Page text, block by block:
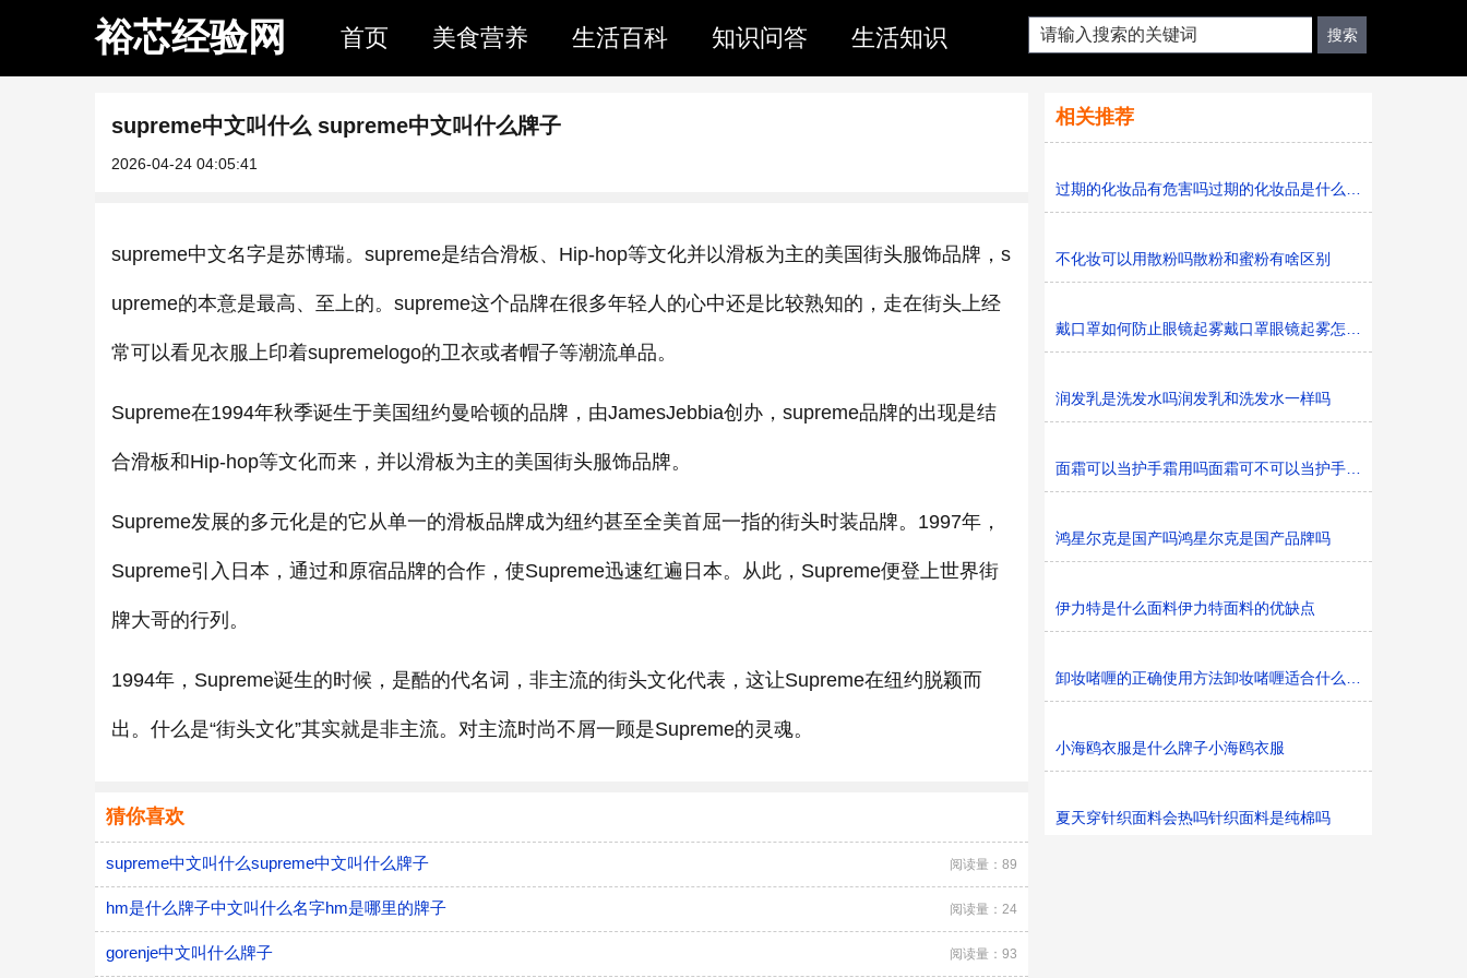
裕芯经验网 首页 美食营养 生活百科 知识问答 生活知识
supreme中文叫什么 supreme中文叫什么牌子
2026-04-24 04:05:41
supreme中文名字是苏博瑞。supreme是结合滑板、Hip-hop等文化并以滑板为主的美国街头服饰品牌，s
upreme的本意是最高、至上的。supreme这个品牌在很多年轻人的心中还是比较熟知的，走在街头上经
常可以看见衣服上印着supremelogo的卫衣或者帽子等潮流单品。
Supreme在1994年秋季诞生于美国纽约曼哈顿的品牌，由JamesJebbia创办，supreme品牌的出现是结
合滑板和Hip-hop等文化而来，并以滑板为主的美国街头服饰品牌。
Supreme发展的多元化是的它从单一的滑板品牌成为纽约甚至全美首屈一指的街头时装品牌。1997年，
Supreme引入日本，通过和原宿品牌的合作，使Supreme迅速红遍日本。从此，Supreme便登上世界街
牌大哥的行列。
1994年，Supreme诞生的时候，是酷的代名词，非主流的街头文化代表，这让Supreme在纽约脱颖而
出。什么是“街头文化”其实就是非主流。对主流时尚不屑一顾是Supreme的灵魂。
猜你喜欢
supreme中文叫什么supreme中文叫什么牌子 阅读量：89
hm是什么牌子中文叫什么名字hm是哪里的牌子 阅读量：24
gorenje中文叫什么牌子 阅读量：93
相关推荐
过期的化妆品有危害吗过期的化妆品是什么垃圾
不化妆可以用散粉吗散粉和蜜粉有啥区别
戴口罩如何防止眼镜起雾戴口罩眼镜起雾怎么办
润发乳是洗发水吗润发乳和洗发水一样吗
面霜可以当护手霜用吗面霜可不可以当护手霜用
鸿星尔克是国产吗鸿星尔克是国产品牌吗
伊力特是什么面料伊力特面料的优缺点
卸妆啫喱的正确使用方法卸妆啫喱适合什么肤质
小海鸥衣服是什么牌子小海鸥衣服
夏天穿针织面料会热吗针织面料是纯棉吗